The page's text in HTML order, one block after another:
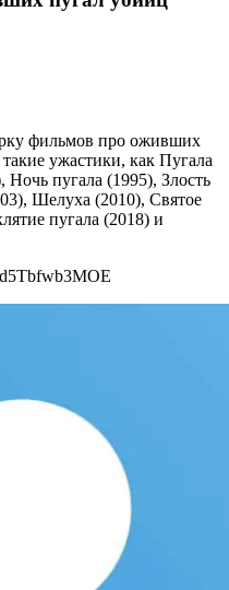
фильмов про оживших
ужастики, как Пугала
Ночь пугала (1995), Злость
Шелуха (2010), Святое
пугала (2018) и